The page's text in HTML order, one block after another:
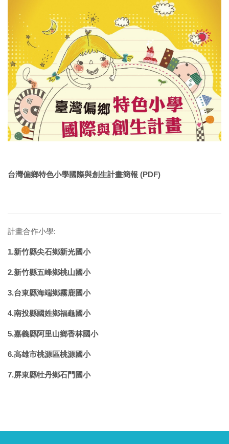
台灣偏鄉特色小學國際與創生計畫簡報 (PDF)
計畫合作小學:
1.新竹縣尖石鄉新光國小
2.新竹縣五峰鄉桃山國小
3.台東縣海端鄉霧鹿國小
4.南投縣國姓鄉福龜國小
5.嘉義縣阿里山鄉香林國小
6.高雄市桃源區桃源國小
7.屏東縣牡丹鄉石門國小